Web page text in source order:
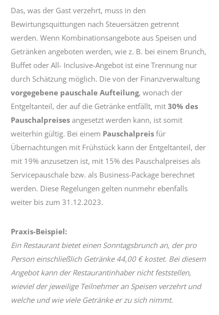
Das, was der Gast verzehrt, muss in den
Bewirtungsquittungen nach Steuersätzen getrennt
werden. Wenn Kombinationsangebote aus Speisen und
Getränken angeboten werden, wie z. B. bei einem Brunch,
Buffet oder All- Inclusive-Angebot ist eine Trennung nur
durch Schätzung möglich. Die von der Finanzverwaltung
vorgegebene pauschale Aufteilung, wonach der
Entgeltanteil, der auf die Getränke entfällt, mit30% des
Pauschalpreises angesetzt werden kann, ist somit
weiterhin gültig. Bei einem Pauschalpreis für
Übernachtungen mit Frühstück kann der Entgeltanteil, der
mit 19% anzusetzen ist, mit 15% des Pauschalpreises als
Servicepauschale bzw. als Business-Package berechnet
werden. Diese Regelungen gelten nunmehr ebenfalls
weiter bis zum 31.12.2023.
Praxis-Beispiel:
Ein Restaurant bietet einen Sonntagsbrunch an, der pro
Person einschließlich Getränke 44,00 € kostet. Bei diesem
Angebot kann der Restaurantinhaber nicht feststellen,
wieviel der jeweilige Teilnehmer an Speisen verzehrt und
welche und wie viele Getränke er zu sich nimmt.